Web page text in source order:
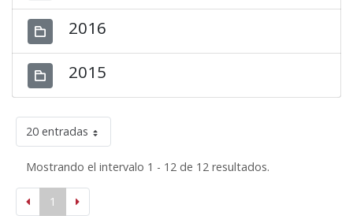
2016
2015
20 entradas
Mostrando el intervalo 1 - 12 de 12 resultados.
1